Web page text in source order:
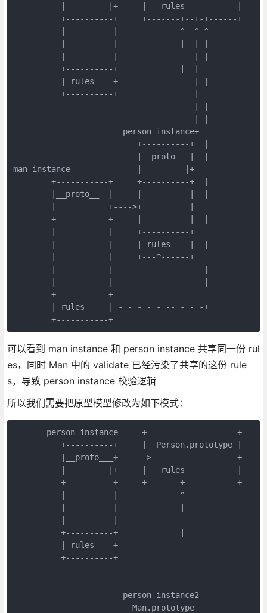
          |         |+     |   rules           |
          +----------+     +-------+--+-+------+
          |          |             ^  ^ ^
          |          |             |  | |
          |          |                | |
          +----------+             |  |
          | rules    +- -- -- -- --   | |
          +----------+                |
                                      | |
                                      | |
                       person instance+
                          +----------+  |
                          |__proto___|  |
man instance              |         |+
        +-----------+     +----------+  |
        |__proto__  |     |          |  |
        |           +---->+          |
        +-----------+     |          |  |
        |           |     +----------+
        |           |     | rules    |  |
        |           |     +---^------+
        |           |                   |
        |           |                   |
        +-----------+
        | rules     | - - - - - -- - - -+
        +-----------+
可以看到 man instance 和 person instance 共享同一份 rul
es，同时 Man 中的 validate 已经污染了共享的这份 rule
s，导致 person instance 校验逻辑
所以我们需要把原型模型修改为如下模式：
       person instance     +-------------------+
          +----------+     |  Person.prototype |
          |__proto___+------>------------------+
          |         |+     |   rules           |
          +----------+     +-------+-----------+
          |          |             ^
          |          |             |
          |          |
          +----------+             |
          | rules    +- -- -- -- --
          +----------+
                       person instance2
                         Man.prototype